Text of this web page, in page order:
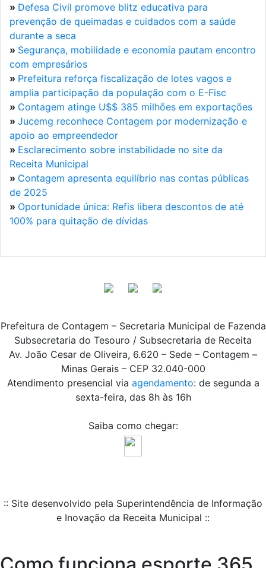
» Defesa Civil promove blitz educativa para
prevenção de queimadas e cuidados com a saúde
durante a seca
» Segurança, mobilidade e economia pautam encontro
com empresários
» Prefeitura reforça fiscalização de lotes vagos e
amplia participação da população com o E-Fisc
» Contagem atinge U$$ 385 milhões em exportações
» Jucemg reconhece Contagem por modernização e
apoio ao empreendedor
» Esclarecimento sobre instabilidade no site da
Receita Municipal
» Contagem apresenta equilíbrio nas contas públicas
de 2025
» Oportunidade única: Refis libera descontos de até
100% para quitação de dívidas
Prefeitura de Contagem – Secretaria Municipal de Fazenda
Subsecretaria do Tesouro / Subsecretaria de Receita
Av. João Cesar de Oliveira, 6.620 – Sede – Contagem –
Minas Gerais – CEP 32.040-000
Atendimento presencial via agendamento: de segunda a
sexta-feira, das 8h às 16h
Saiba como chegar:
:: Site desenvolvido pela Superintendência de Informação
e Inovação da Receita Municipal ::